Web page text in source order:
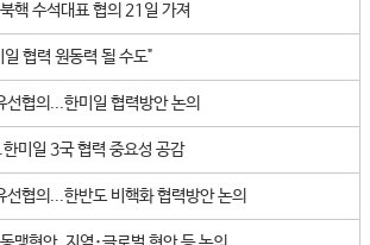
핵 수석대표 협의 21일 가져
협력 원동력 될 수도"
선협의...한미일 협력방안 논의
미일 3국 협력 중요성 공감
선협의...한반도 비핵화 협력방안 논의